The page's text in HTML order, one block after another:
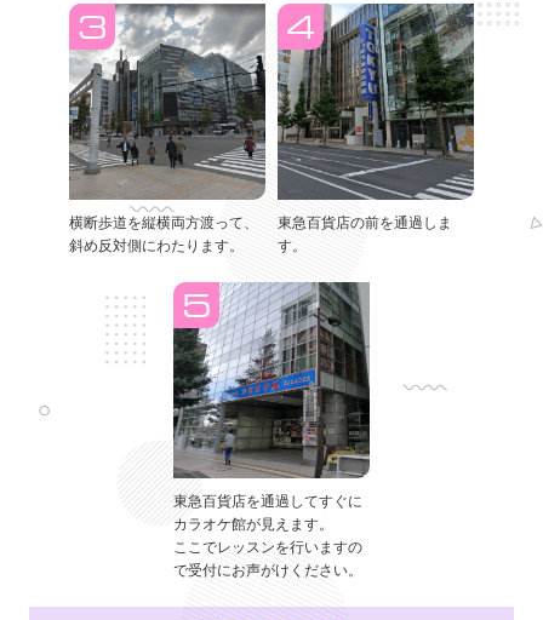
横断歩道を縦横両方渡って、
斜め反対側にわたります。
東急百貨店の前を通過しま
す。
東急百貨店を通過してすぐに
カラオケ館が見えます。
ここでレッスンを行いますの
で受付にお声がけください。